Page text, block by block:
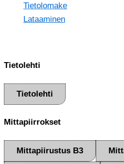
Tietolomake
Lataaminen
Tietolehti
Tietolehti
Mittapiirrokset
Mittapiirustus B3